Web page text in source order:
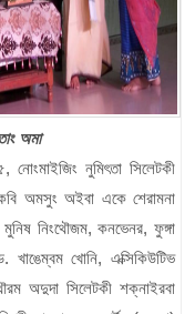
অমা
নুমিৎতা সিলেটকী
কবি অমসুং অইবা একে শেরামনা
নিংথৌজম, কনভেনর, ফুঙ্গা
খোনি, এক্সিকিউটিভ
অদুদা সিলেটকী শক্নাইরবা